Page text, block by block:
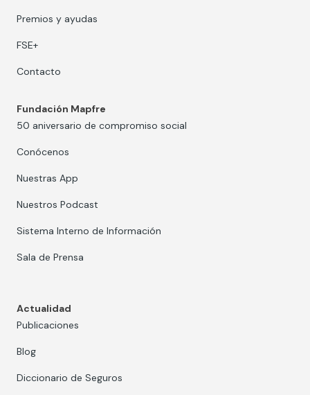
Premios y ayudas
FSE+
Contacto
Fundación Mapfre
50 aniversario de compromiso social
Conócenos
Nuestras App
Nuestros Podcast
Sistema Interno de Información
Sala de Prensa
Actualidad
Publicaciones
Blog
Diccionario de Seguros